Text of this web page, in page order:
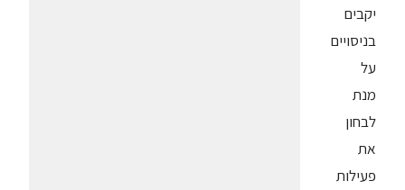
יקבים
בניסויים
על
מנת
לבחון
את
פעילות